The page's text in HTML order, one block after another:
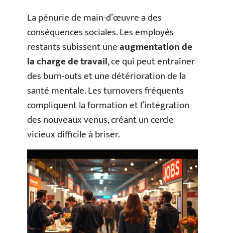
La pénurie de main-d’œuvre a des
conséquences sociales. Les employés
restants subissent uneaugmentation de
la charge de travail, ce qui peut entraîner
des burn-outs et une détérioration de la
santé mentale. Les turnovers fréquents
compliquent la formation et l’intégration
des nouveaux venus, créant un cercle
vicieux difficile à briser.